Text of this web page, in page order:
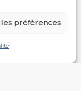
les préférences